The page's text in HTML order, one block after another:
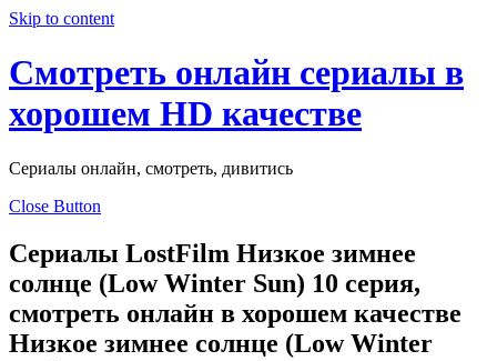
Skip to content
Смотреть онлайн сериалы в
хорошем HD качестве
Сериалы онлайн, смотреть, дивитись
Close Button
Сериалы LostFilm Низкое зимнее
солнце (Low Winter Sun) 10 серия,
смотреть онлайн в хорошем качестве
Низкое зимнее солнце (Low Winter